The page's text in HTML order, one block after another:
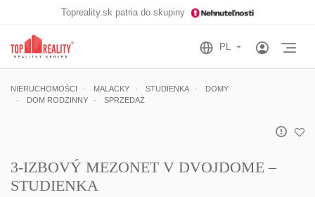
Topreality.sk patria do skupiny
NIERUCHOMOŚCI MALACKY STUDIENKA
DOMY
DOM RODZINNY
SPRZEDAŻ
3-IZBOVÝ MEZONET V DVOJDOME –
STUDIENKA